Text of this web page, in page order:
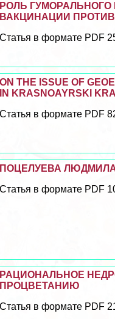
РОЛЬ ГУМОРАЛЬНОГО
ВАКЦИНАЦИИ
Статья в формате PDF
ON THE ISSUE OF
IN KRASNOAYRSKI
Статья в формате PDF
ПОЦЕЛУЕВА
Статья в формате PDF
РАЦИОНАЛЬНОЕ
ПРОЦВЕТАНИЮ
Статья в формате PDF